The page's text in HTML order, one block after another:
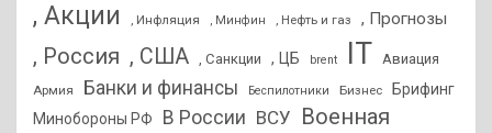
, Акции , Инфляция , Минфин , Нефть и газ , Прогнозы
, Россия , США , Санкции , ЦБ brent IT Авиация
Армия Банки и финансы Беспилотники Бизнес
Брифинг
Минобороны РФ
В России ВСУ Военная